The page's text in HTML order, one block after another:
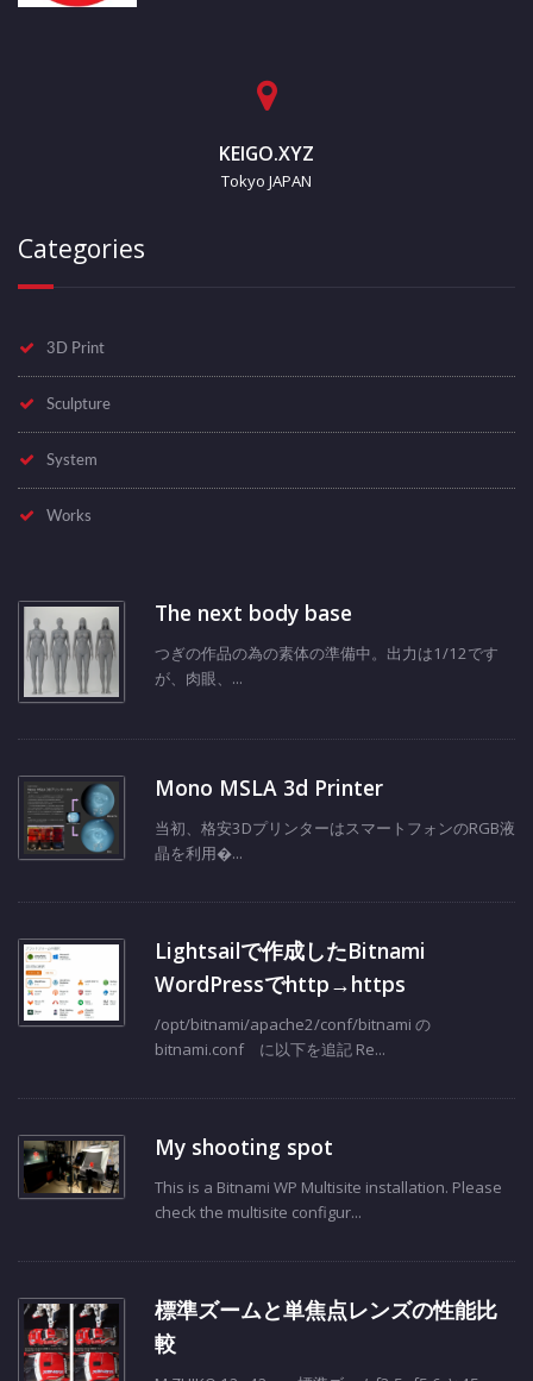
KEIGO.XYZ
Tokyo JAPAN
Categories
3D Print
Sculpture
System
Works
The next body base
つぎの作品の為の素体の準備中。出力は1/12です
が、肉眼、...
Mono MSLA 3d Printer
当初、格安3DプリンターはスマートフォンのRGB液
晶を利用�...
Lightsailで作成したBitnami
WordPressでhttp→https
/opt/bitnami/apache2/conf/bitnami の
bitnami.conf に以下を追記 Re...
My shooting spot
This is a Bitnami WP Multisite installation. Please
check the multisite configur...
標準ズームと単焦点レンズの性能比
較